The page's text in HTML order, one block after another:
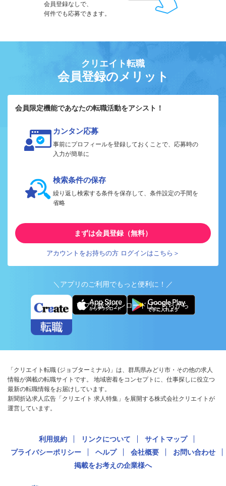
会員登録なしで、
何件でも応募できます。
クリエイト転職
会員登録のメリット
会員限定機能であなたの転職活動をアシスト！
カンタン応募
事前にプロフィールを登録しておくことで、応募時の
入力が簡単に
検索条件の保存
繰り返し検索する条件を保存して、条件設定の手間を
省略
まずは会員登録（無料）
アカウントをお持ちの方 ログインはこちら＞
＼アプリのご利用でもっと便利に！／
アプリ版ダウンロードはこちらから
「クリエイト転職 (ジョブターミナル)」は、群馬県みどり市・その他の求人
情報が満載の転職サイトです。 地域密着をコンセプトに、仕事探しに役立つ
最新の転職情報をお届けしています。
新聞折込求人広告「クリエイト 求人特集」を展開する株式会社クリエイトが
運営しています。
利用規約 リンクについて
サイトマップ
プライバシーポリシー
ヘルプ 会社概要
お問い合わせ
掲載をお考えの企業様へ